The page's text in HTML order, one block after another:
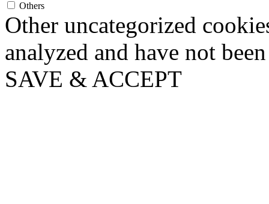
Others
Other uncategorized
analyzed and have not
SAVE & ACCEPT